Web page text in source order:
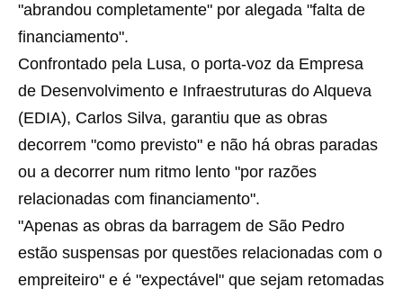
"abrandou completamente" por alegada "falta de
financiamento".
Confrontado pela Lusa, o porta-voz da Empresa
de Desenvolvimento e Infraestruturas do Alqueva
(EDIA), Carlos Silva, garantiu que as obras
decorrem "como previsto" e não há obras paradas
ou a decorrer num ritmo lento "por razões
relacionadas com financiamento".
"Apenas as obras da barragem de São Pedro
estão suspensas por questões relacionadas com o
empreiteiro" e é "expectável" que sejam retomadas